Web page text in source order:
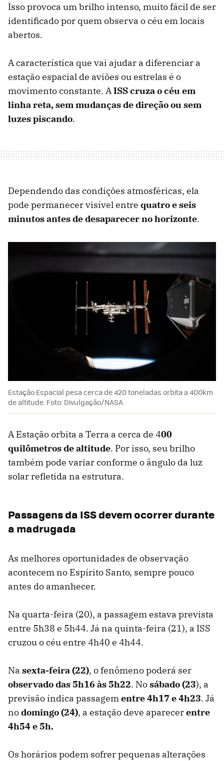
Isso provoca um brilho intenso, muito fácil de ser
identificado por quem observa o céu em locais
abertos.
A característica que vai ajudar a diferenciar a
estação espacial de aviões ou estrelas é o
movimento constante. AISS cruza o céu em
linha reta, sem mudanças de direção ou sem
luzes piscando.
Dependendo das condições atmosféricas, ela
pode permanecer visível entre quatro e seis
minutos antes de desaparecer no horizonte.
Estação Espacial pesa cerca de 420 toneladas orbita a 400km
de altitude. Foto: Divulgação/NASA
A Estação orbita a Terra a cerca de 400
quilômetros de altitude. Por isso, seu brilho
também pode variar conforme o ângulo da luz
solar refletida na estrutura.
Passagens da ISS devem ocorrer durante
a madrugada
As melhores oportunidades de observação
acontecem no Espírito Santo, sempre pouco
antes do amanhecer.
Na quarta-feira (20), a passagem estava prevista
entre 5h38 e 5h44. Já na quinta-feira (21), a ISS
cruzou o céu entre 4h40 e 4h44.
Na sexta-feira (22), o fenômeno poderá ser
observado das 5h16 às 5h22. Nosábado (23), a
previsão indica passagementre 4h17 e 4h23. Já
nodomingo (24), a estação deve aparecerentre
4h54 e 5h.
Os horários podem sofrer pequenas alterações